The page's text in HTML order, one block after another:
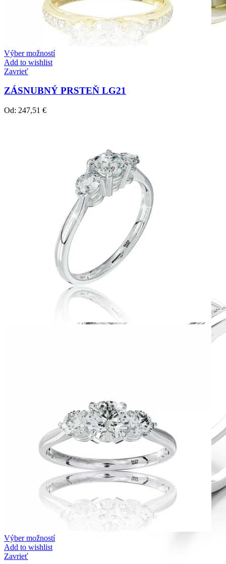
Zásnubné prstne z kolekcie Crown Beauty.
Výber možností
Add to wishlist
Zavrieť
ZÁSNUBNÝ PRSTEŇ LG21
Od: 247,51 €
Výber možností
Add to wishlist
Zavrieť